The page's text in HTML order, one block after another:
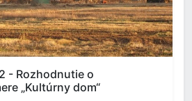
- Rozhodnutie o
„Kultúrny dom“